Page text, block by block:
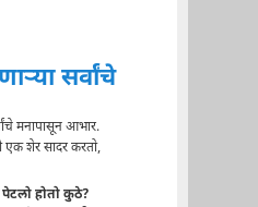
सर्वांचे
मनापासून आभार.
शेर सादर करतो,
होतो कुठे?